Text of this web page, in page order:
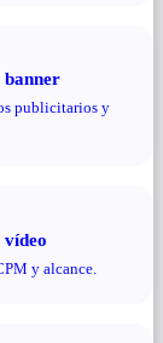
banner
publicitarios y
vídeo
y alcance.